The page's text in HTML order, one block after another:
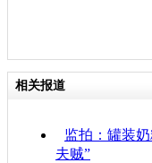
相关报道
监拍：罐装
夫贼”